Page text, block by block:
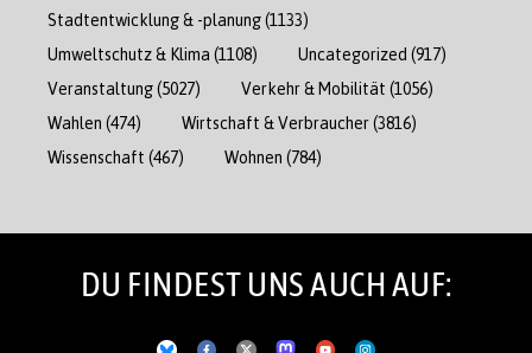
Stadtentwicklung & -planung(1133)
Umweltschutz & Klima (1108) Uncategorized (917)
Veranstaltung(5027) Verkehr & Mobilität (1056)
Wahlen (474) Wirtschaft & Verbraucher(3816)
Wissenschaft (467) Wohnen (784)
DU FINDEST UNS AUCH AUF: